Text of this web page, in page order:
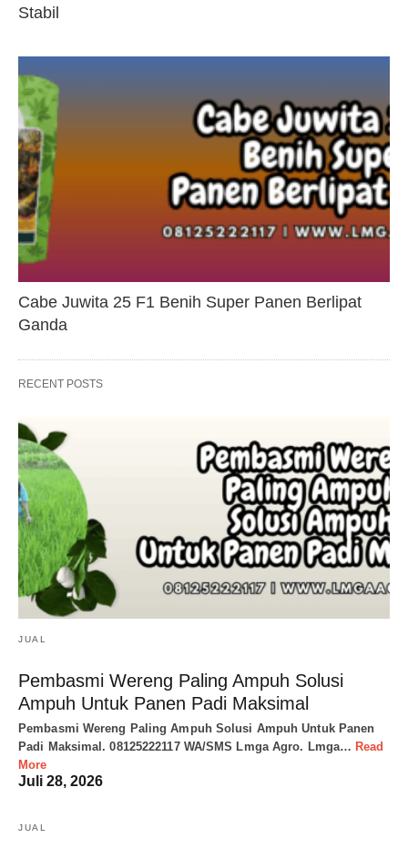
Stabil
Cabe Juwita 25 F1 Benih Super Panen Berlipat
Ganda
RECENT POSTS
JUAL
Pembasmi Wereng Paling Ampuh Solusi
Ampuh Untuk Panen Padi Maksimal
Pembasmi Wereng Paling Ampuh Solusi Ampuh Untuk Panen
Padi Maksimal. 08125222117 WA/SMS Lmga Agro. Lmga… Read
More
Juli 28, 2026
JUAL